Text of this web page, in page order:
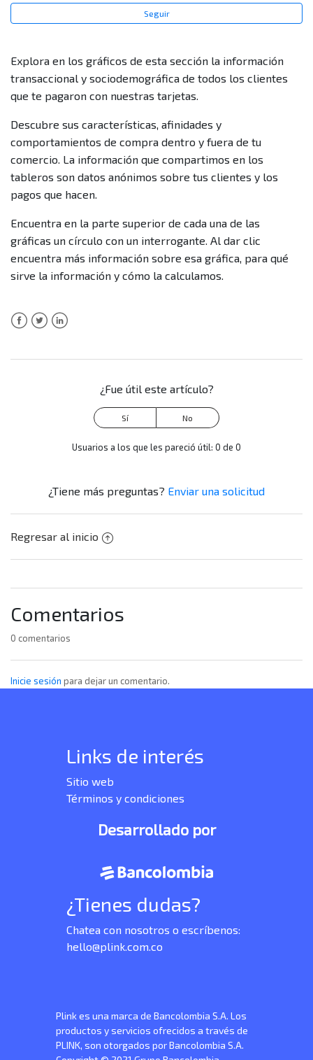
uno?
¿Puedo ver en este reporte información de todos mis
clientes que me pagaron con diferentes tarjetas?
¿Puedo ver información de todos mis puntos de venta,
incluyendo los que tengo el servicio de adquirencia con
otros bancos?
¿Puedo ver en la sección de Mis clientes información
de otros medios de pago diferentes a las tarjetas?
¿Qué hago si encuentro inconsistencias con la
Seguir
Explora en los gráficos de esta sección la información
transaccional y sociodemográfica de todos los clientes
que te pagaron con nuestras tarjetas.
Descubre sus características, afinidades y
comportamientos de compra dentro y fuera de tu
comercio. La información que compartimos en los
tableros son datos anónimos sobre tus clientes y los
pagos que hacen.
Encuentra en la parte superior de cada una de las
gráficas un círculo con un interrogante. Al dar clic
encuentra más información sobre esa gráfica, para qué
sirve la información y cómo la calculamos.
¿Fue útil este artículo?
Usuarios a los que les pareció útil: 0 de 0
¿Tiene más preguntas? Enviar una solicitud
Regresar al inicio
Comentarios
0 comentarios
Inicie sesión para dejar un comentario.
Links de interés
Sitio web
Términos y condiciones
Desarrollado por
¿Tienes dudas?
Chatea con nosotros o escríbenos:
hello@plink.com.co
Plink es una marca de Bancolombia S.A. Los
productos y servicios ofrecidos a través de
PLINK, son otorgados por Bancolombia S.A.